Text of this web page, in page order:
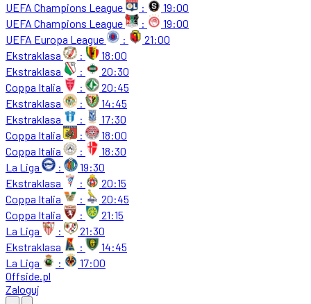
UEFA Champions League
:
19:00
UEFA Champions League
:
19:00
UEFA Europa League
:
21:00
Ekstraklasa
:
18:00
Ekstraklasa
:
20:30
Coppa Italia
:
20:45
Ekstraklasa
:
14:45
Ekstraklasa
:
17:30
Coppa Italia
:
18:00
Coppa Italia
:
18:30
La Liga
:
19:30
Ekstraklasa
:
20:15
Coppa Italia
:
20:45
Coppa Italia
:
21:15
La Liga
:
21:30
Ekstraklasa
:
14:45
La Liga
:
17:00
Offside.pl
Zaloguj